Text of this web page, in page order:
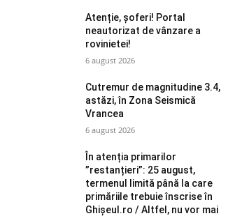
Atenție, șoferi! Portal
neautorizat de vânzare a
rovinietei!
6 august 2026
Cutremur de magnitudine 3.4,
astăzi, în Zona Seismică
Vrancea
6 august 2026
În atenția primarilor
”restanțieri”: 25 august,
termenul limită până la care
primăriile trebuie înscrise în
Ghișeul.ro / Altfel, nu vor mai